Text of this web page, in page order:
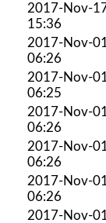
2017-Nov-
15:36
2017-Nov-
06:26
2017-Nov-
06:25
2017-Nov-
06:26
2017-Nov-
06:26
2017-Nov-
06:26
2017-Nov-